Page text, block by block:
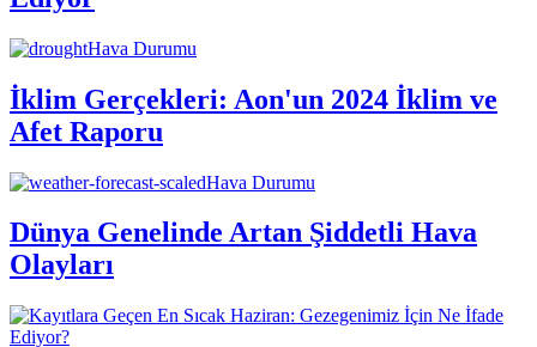
Hava Durumu
İklim Gerçekleri: Aon'un 2024 İklim ve
Afet Raporu
Hava Durumu
Dünya Genelinde Artan Şiddetli Hava
Olayları